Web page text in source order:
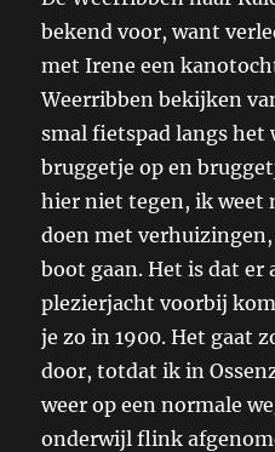
bekend voor, want
met Irene een
Weerribben bekijken
smal fietspad langs het
bruggetje op en
hier niet tegen, ik weet
doen met
boot gaan. Het is dat er
plezierjacht voorbij
je zo in 1900. Het gaat
door, totdat ik in
weer op een normale
onderwijl flink